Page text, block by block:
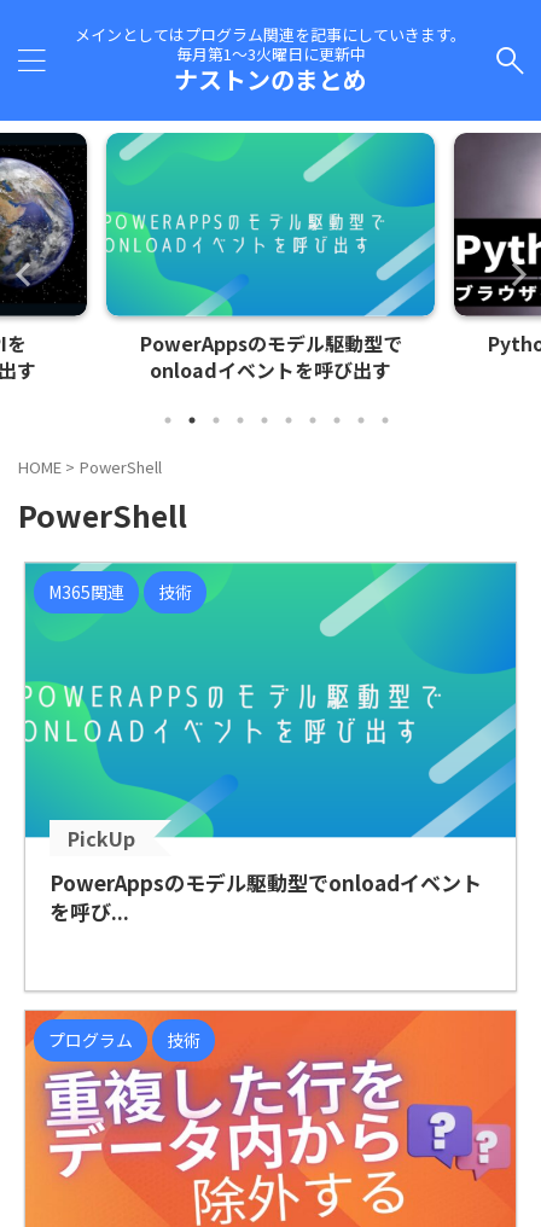
メインとしてはプログラム関連を記事にしていきます。
毎月第1～3火曜日に更新中
ナストンのまとめ
のモデル駆動型で
イベントを呼び出す
Pythonでブラウザを操作す
HOME > PowerShell
PowerShell
M365関連 技術
PickUp
PowerAppsのモデル駆動型でonloadイベント
を呼び...
プログラム 技術